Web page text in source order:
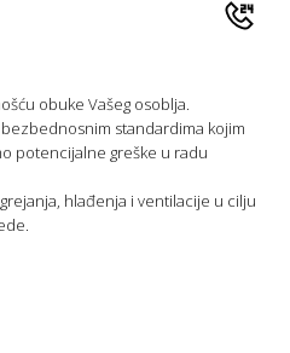
obuke Vašeg osoblja.
standardima kojim
potencijalne greške u radu
hlađenja i ventilacije u cilju